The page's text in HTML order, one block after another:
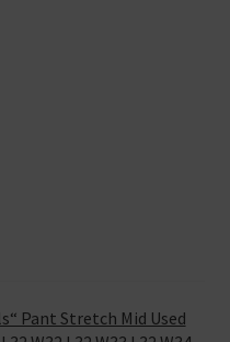
Pant Stretch Mid Used